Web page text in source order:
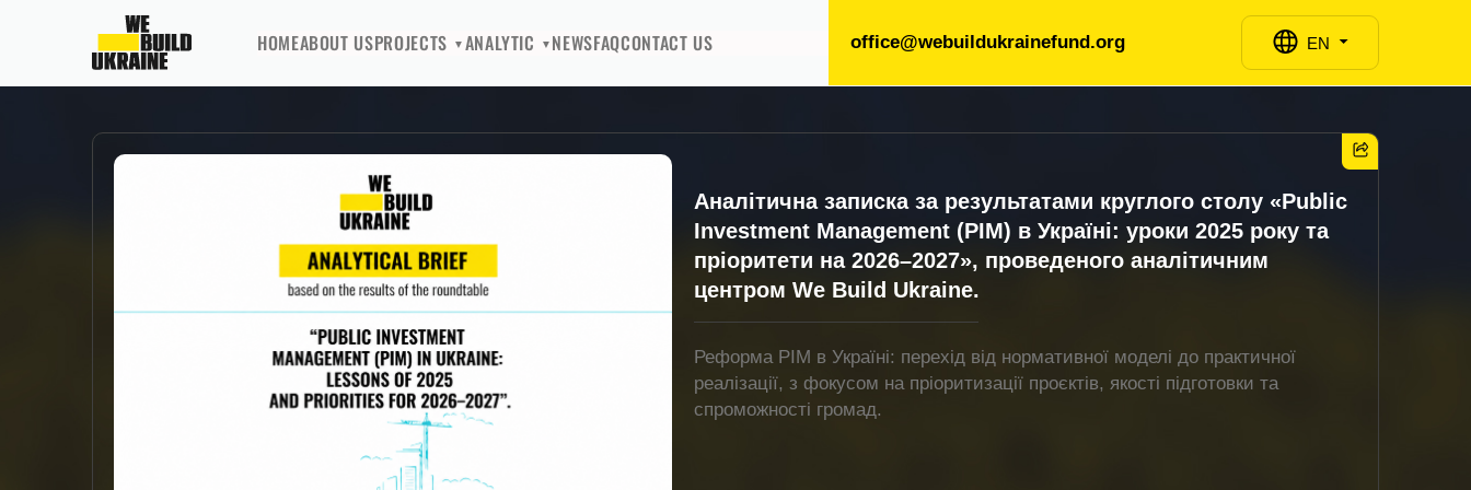
HOMEABOUT USPROJECTS ANALYTIC NEWSFAQCONTACT US office@webuildukrainefund.org EN
Аналітична записка за результатами круглого столу «Public
Investment Management (PIM) в Україні: уроки 2025 року та
пріоритети на 2026–2027», проведеного аналітичним
центром We Build Ukraine.
Реформа PIM в Україні: перехід від нормативної моделі до практичної
реалізації, з фокусом на пріоритизації проєктів, якості підготовки та
спроможності громад.